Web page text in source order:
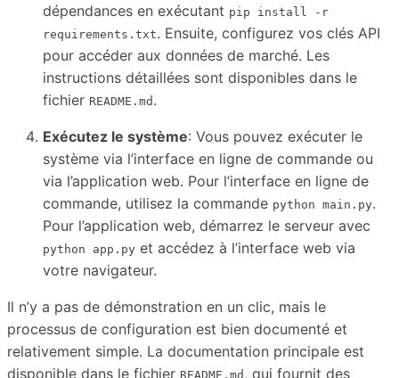
dépendances en exécutant pip install -r
requirements.txt. Ensuite, configurez vos clés API
pour accéder aux données de marché. Les
instructions détaillées sont disponibles dans le
fichier README.md .
Exécutez le système: Vous pouvez exécuter le
système via l’interface en ligne de commande ou
via l’application web. Pour l’interface en ligne de
commande, utilisez la commande python main.py.
Pour l’application web, démarrez le serveur avec
python app.py et accédez à l’interface web via
votre navigateur.
Il n’y a pas de démonstration en un clic, mais le
processus de configuration est bien documenté et
relativement simple. La documentation principale est
disponible dans le fichier README.md , qui fournit des